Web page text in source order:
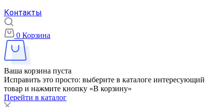
Контакты
0 Корзина
Ваша корзина пуста
Исправить это просто: выберите в каталоге интересующий
товар и нажмите кнопку «В корзину»
Перейти в каталог